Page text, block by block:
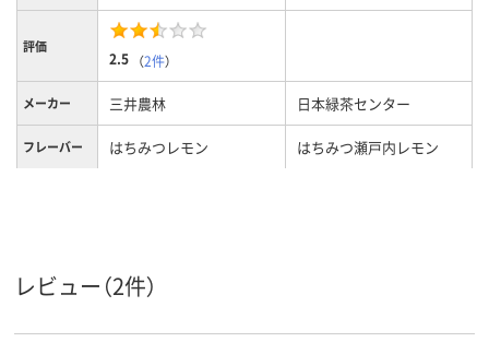
評価
2.5 （2件）
メーカー 三井農林 日本緑茶センター
フレーバー はちみつレモン はちみつ瀬戸内レモン
レビュー（2件）